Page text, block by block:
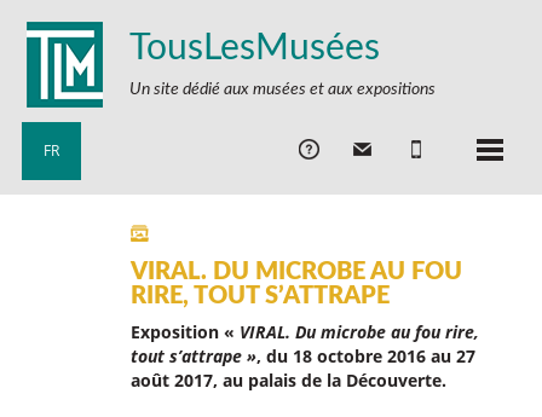
TousLesMusées
Un site dédié aux musées et aux expositions
FR
VIRAL. DU MICROBE AU FOU
RIRE, TOUT S’ATTRAPE
Exposition « VIRAL. Du microbe au fou rire,
tout s’attrape », du 18 octobre 2016 au 27
août 2017, au palais de la Découverte.